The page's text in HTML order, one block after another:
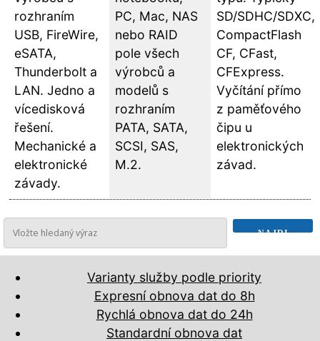
rozhraním
USB, FireWire,
eSATA,
Thunderbolt a
LAN. Jedno a
vícedisková
řešení.
Mechanické a
elektronické
závady.
PC, Mac, NAS
nebo RAID
pole všech
výrobců a
modelů s
rozhraním
PATA, SATA,
SCSI, SAS,
M.2.
SD/SDHC/SDXC,
CompactFlash
CF, CFast,
CFExpress.
Vyčítání přímo
z paměťového
čipu u
elektronických
závad.
Varianty služby podle priority
Expresní obnova dat do 8h
Rychlá obnova dat do 24h
Standardní obnova dat